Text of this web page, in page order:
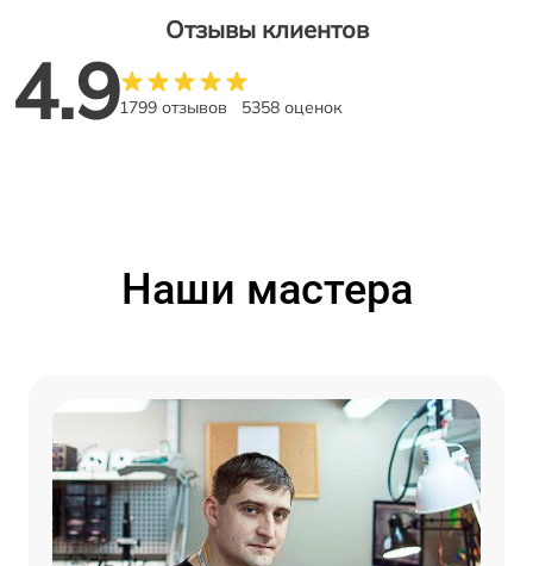
Отзывы клиентов
4.91799 отзывов 5358 оценок
Наши мастера